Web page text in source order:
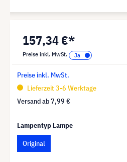
157,34 €*
Preise inkl. MwSt.
Preise inkl. MwSt.
Lieferzeit 3-6 Werktage
Versand ab7,99 €
Lampentyp Lampe
Original